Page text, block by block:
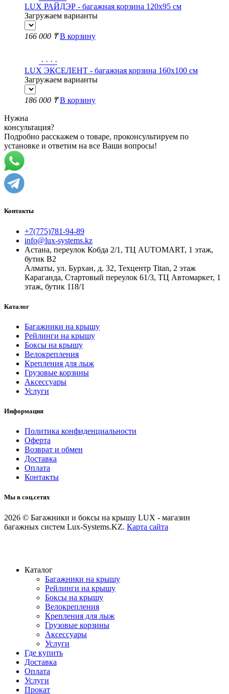
LUX РАЙДЭР - багажная корзина 120х95 см
Загружаем варианты
166 000 ₸ В корзину
· · · ·
LUX ЭКСЕЛЕНТ - багажная корзина 160х100 см
Загружаем варианты
186 000 ₸ В корзину
Нужна
консультация?
Подробно расскажем о товаре, проконсультируем по
установке и ответим на все Ваши вопросы!
Контакты
+7(775)781-94-89
info@lux-systems.kz
Астана, переулок Кобда 2/1, ТЦ AUTOMART, 1 этаж,
бутик B2
Алматы, ул. Бурхан, д. 32, Техцентр Titan, 2 этаж
Караганда, Стартовый переулок 61/3, ТЦ Автомаркет, 1
этаж, бутик 118/1
Каталог
Багажники на крышу
Рейлинги на крышу
Боксы на крышу
Велокрепления
Крепления для лыж
Грузовые корзины
Аксессуары
Услуги
Информация
Политика конфиденциальности
Оферта
Возврат и обмен
Доставка
Оплата
Контакты
Мы в соц.сетях
2026 © Багажники и боксы на крышу LUX - магазин
багажных систем Lux-Systems.KZ. Карта сайта
Каталог
Багажники на крышу
Рейлинги на крышу
Боксы на крышу
Велокрепления
Крепления для лыж
Грузовые корзины
Аксессуары
Услуги
Где купить
Доставка
Оплата
Услуги
Прокат